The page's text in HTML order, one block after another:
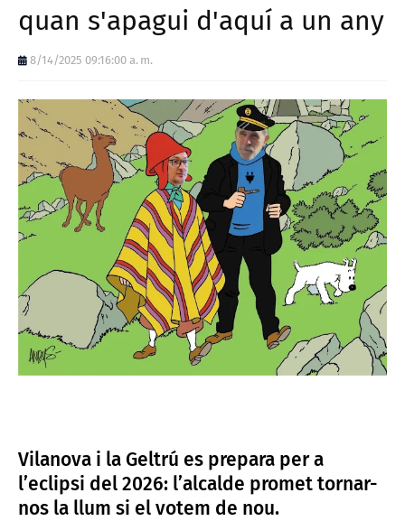
quan s'apagui d'aquí a un any
8/14/2025 09:16:00 a. m.
Vilanova i la Geltrú es prepara per a
l’eclipsi del 2026: l’alcalde promet tornar-
nos la llum si el votem de nou.